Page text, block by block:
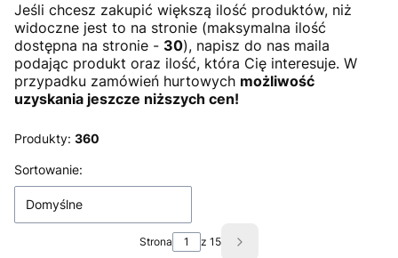
Jeśli chcesz zakupić większą ilość produktów, niż
widoczne jest to na stronie (maksymalna ilość
dostępna na stronie - 30), napisz do nas maila
podając produkt oraz ilość, która Cię interesuje. W
przypadku zamówień hurtowych możliwość
uzyskania jeszcze niższych cen!
Produkty: 360
Lista produktów
Sortowanie:
Domyślne
Strona z 15 Następne produkty